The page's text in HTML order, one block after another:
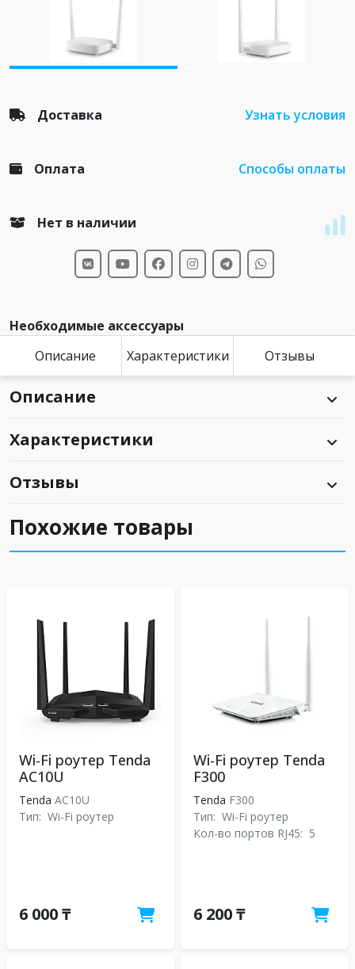
Доставка Узнать условия
Оплата Способы оплаты
Нет в наличии
Необходимые аксессуары
Описание
Характеристики Отзывы
Описание
Характеристики
Отзывы
Похожие товары
Wi-Fi роутер Tenda
AC10U
Tenda AC10U
Тип: Wi-Fi роутер
6 000 ₸
Wi-Fi роутер Tenda
F300
Tenda F300
Тип: Wi-Fi роутер
Кол-во портов RJ45: 5
6 200 ₸